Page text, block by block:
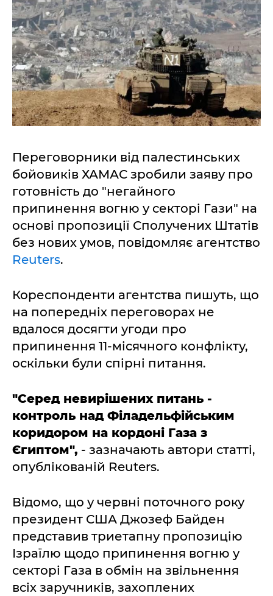
Переговорники від палестинських
бойовиків ХАМАС зробили заяву про
готовність до "негайного
припинення вогню у секторі Гази" на
основі пропозиції Сполучених Штатів
без нових умов, повідомляє агентство
Reuters.
Кореспонденти агентства пишуть, що
на попередніх переговорах не
вдалося досягти угоди про
припинення 11-місячного конфлікту,
оскільки були спірні питання.
"Серед невирішених питань -
контроль над Філадельфійським
коридором на кордоні Газа з
Єгиптом", - зазначають автори статті,
опублікованій Reuters.
Відомо, що у червні поточного року
президент США Джозеф Байден
представив триетапну пропозицію
Ізраїлю щодо припинення вогню у
секторі Газа в обмін на звільнення
всіх заручників, захоплених